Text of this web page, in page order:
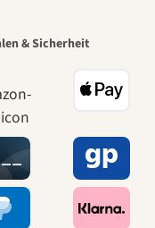
& Sicherheit